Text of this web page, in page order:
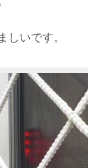
しいです。